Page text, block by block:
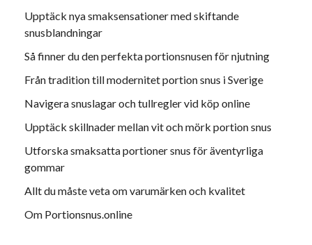
Upptäck nya smaksensationer med skiftande
snusblandningar
Så finner du den perfekta portionsnusen för njutning
Från tradition till modernitet portion snus i Sverige
Navigera snuslagar och tullregler vid köp online
Upptäck skillnader mellan vit och mörk portion snus
Utforska smaksatta portioner snus för äventyrliga
gommar
Allt du måste veta om varumärken och kvalitet
Om Portionsnus.online